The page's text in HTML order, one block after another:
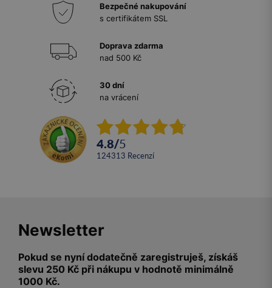
Bezpečné nakupování
s certifikátem SSL
Doprava zdarma
nad 500 Kč
30 dní
na vrácení
4.8/5
124313 recenzí
Newsletter
Pokud se nyní dodatečně zaregistruješ, získáš
slevu 250 Kč při nákupu v hodnotě minimálně
1000 Kč.